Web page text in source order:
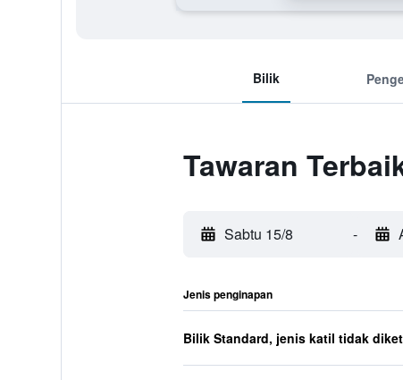
Bilik
Tawaran
Sabtu 15/8 -
Jenis penginapan
Bilik Standard, jenis katil tidak